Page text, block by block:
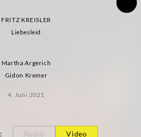
FRITZ KREISLER
Liebesleid
Martha Argerich
Gidon Kremer
4. Juni 2021
: Audio Video